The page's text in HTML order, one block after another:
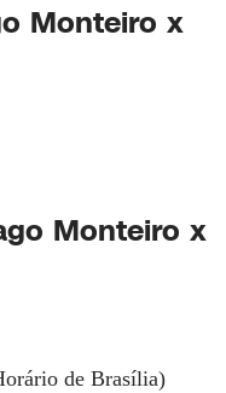
Monteiro x
Monteiro x
de Brasília)